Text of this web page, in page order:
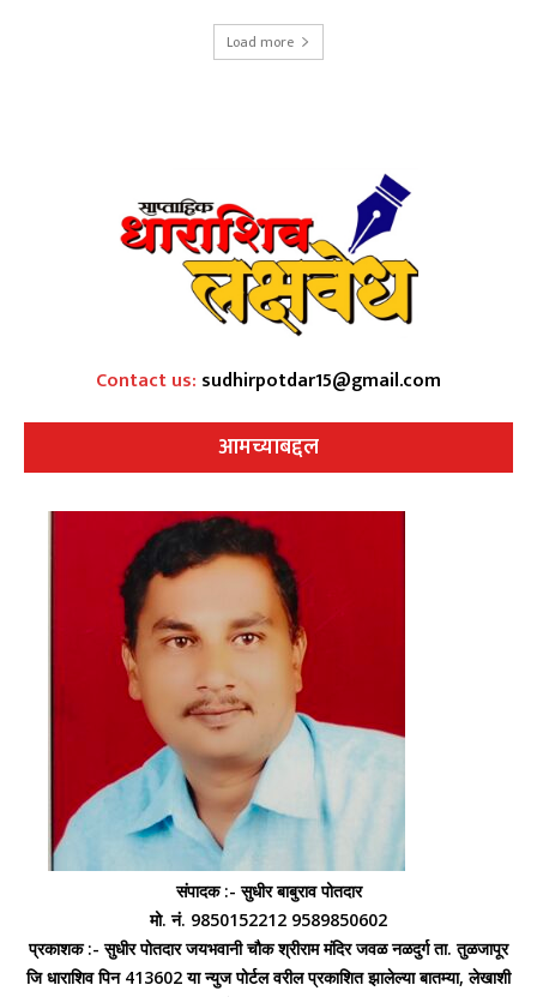
Load more
Contact us: sudhirpotdar15@gmail.com
आमच्याबद्दल
संपादक :- सुधीर बाबुराव पोतदार
मो. नं. 9850152212 9589850602
प्रकाशक :- सुधीर पोतदार जयभवानी चौक श्रीराम मंदिर जवळ नळदुर्ग ता. तुळजापूर
जि धाराशिव पिन 413602 या न्युज पोर्टल वरील प्रकाशित झालेल्या बातम्या, लेखाशी